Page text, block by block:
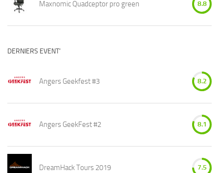
Maxnomic Quadceptor pro green 8.8
DERNIERS EVENT’
Angers Geekfest #3 8.2
Angers GeekFest #2 8.1
DreamHack Tours 2019 7.5